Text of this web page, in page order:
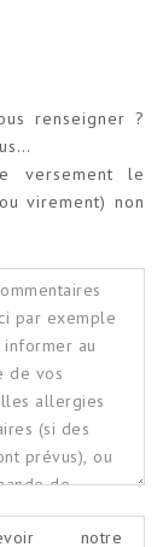
renseigner ?
versement le
virement) non
notre